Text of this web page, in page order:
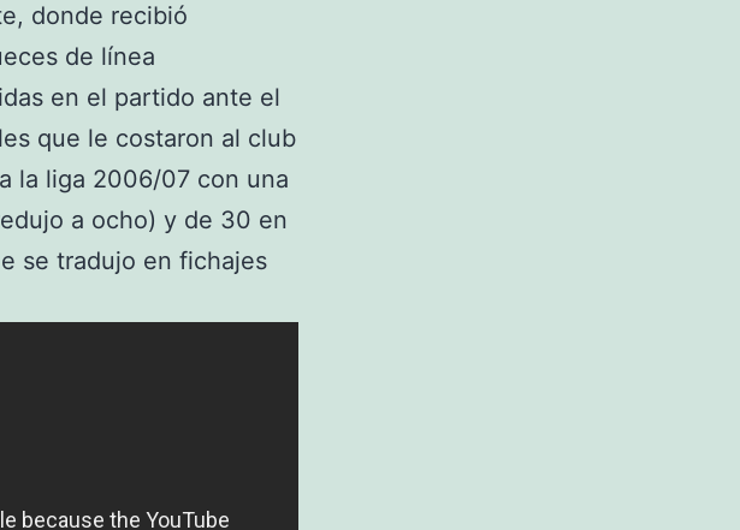
donde recibió
de línea
en el partido ante el
que le costaron al club
la liga 2006/07 con una
a ocho) y de 30 en
se tradujo en fichajes